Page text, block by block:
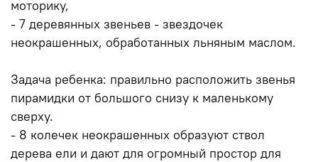
моторику,
- 7 деревянных звеньев - звездочек
неокрашенных, обработанных льняным маслом.
Задача ребенка: правильно расположить звенья
пирамидки от большого снизу к маленькому
сверху.
- 8 колечек неокрашенных образуют ствол
дерева ели и дают для огромный простор для